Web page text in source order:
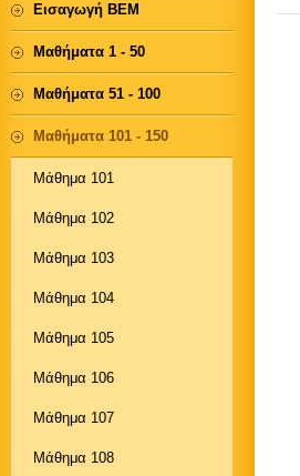
Εισαγωγή ΒΕΜ
Μαθήματα 1 - 50
Μαθήματα 51 - 100
Μαθήματα 101 - 150
Μάθημα 101
Μάθημα 102
Μάθημα 103
Μάθημα 104
Μάθημα 105
Μάθημα 106
Μάθημα 107
Μάθημα 108